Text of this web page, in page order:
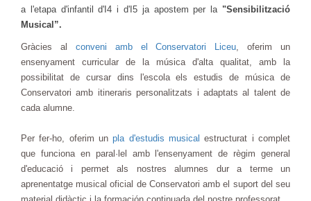
a l'etapa d'infantil d'I4 i d'I5 ja apostem per la "Sensibilització
Musical”.
Gràcies al conveni amb el Conservatori Liceu, oferim un
ensenyament curricular de la música d'alta qualitat, amb la
possibilitat de cursar dins l'escola els estudis de música de
Conservatori amb itineraris personalitzats i adaptats al talent de
cada alumne.
Per fer-ho, oferim un pla d'estudis musical estructurat i complet
que funciona en paral·lel amb l'ensenyament de règim general
d'educació i permet als nostres alumnes dur a terme un
aprenentatge musical oficial de Conservatori amb el suport del seu